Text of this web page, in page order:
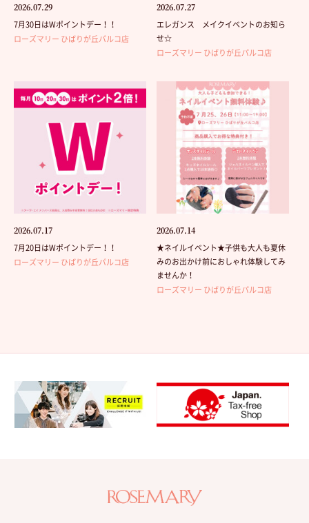
2026.07.29
7月30日はWポイントデー！！
ローズマリー ひばりが丘パルコ店
2026.07.27
エレガンス メイクイベントのお知ら
せ☆
ローズマリー ひばりが丘パルコ店
2026.07.17
7月20日はWポイントデー！！
ローズマリー ひばりが丘パルコ店
2026.07.14
★ネイルイベント★子供も大人も夏休
みのお出かけ前におしゃれ体験してみ
ませんか！
ローズマリー ひばりが丘パルコ店